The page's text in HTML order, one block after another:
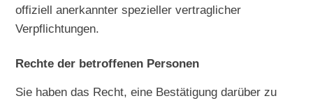
offiziell anerkannter spezieller vertraglicher
Verpflichtungen.
Rechte der betroffenen Personen
Sie haben das Recht, eine Bestätigung darüber zu